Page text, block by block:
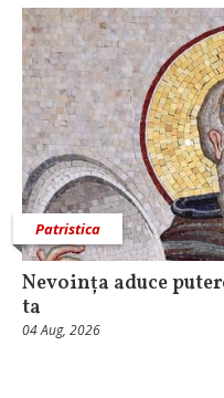
Patristica
Nevoința aduce
ta
04 Aug, 2026